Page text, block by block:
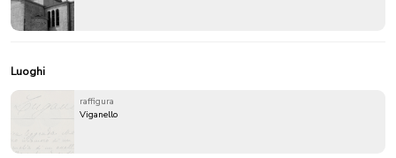
Luoghi
raffigura
Viganello